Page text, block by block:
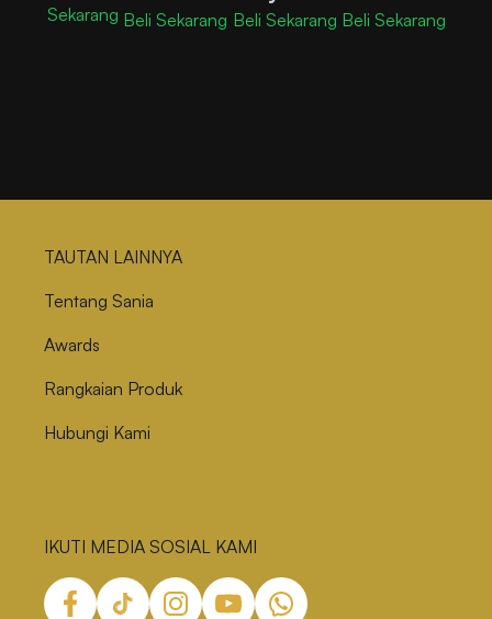
Sekarang Beli Sekarang Beli Sekarang Beli Sekarang
TAUTAN LAINNYA
Tentang Sania
Awards
Rangkaian Produk
Hubungi Kami
IKUTI MEDIA SOSIAL KAMI